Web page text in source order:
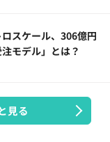
スケール、306億円
モデル」とは？
見る